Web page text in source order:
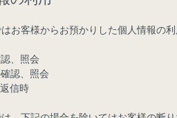
お客様からお預かりした個人情報の利
、照会
認、照会
信時